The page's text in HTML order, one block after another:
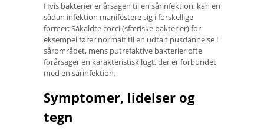
Hvis bakterier er årsagen til en sårinfektion, kan en
sådan infektion manifestere sig i forskellige
former: Såkaldte cocci (sfæriske bakterier) for
eksempel fører normalt til en udtalt pusdannelse i
sårområdet, mens putrefaktive bakterier ofte
forårsager en karakteristisk lugt, der er forbundet
med en sårinfektion.
Symptomer, lidelser og
tegn